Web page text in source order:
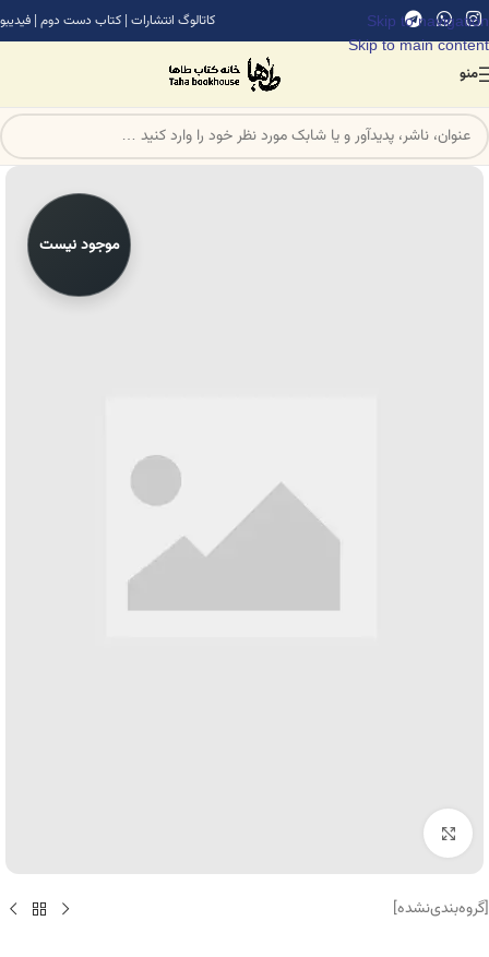
Skip to navigation
Skip to main content
کاتالوگ انتشارات | کتاب دست دوم | فیدیبو
منو
موجود نیست
برای بزرگنمایی کلیک کنید
[گروه‌بندی‌نشده]